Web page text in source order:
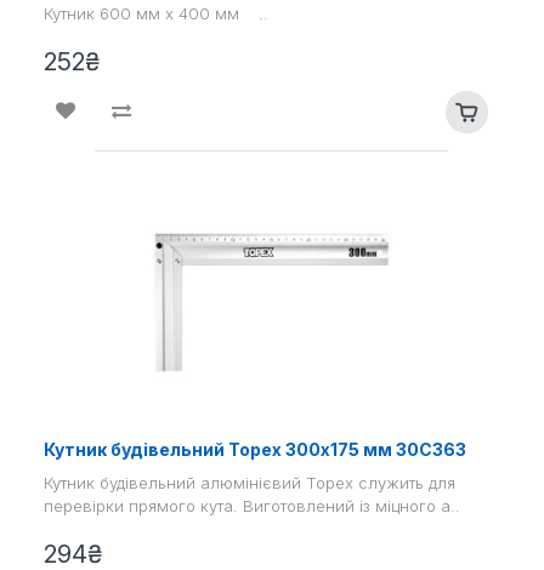
Кутник 600 мм x 400 мм ..
252₴
Кутник будівельний Topex 300х175 мм 30С363
Кутник будівельний алюмінієвий Topex служить для
перевірки прямого кута. Виготовлений із міцного а..
294₴